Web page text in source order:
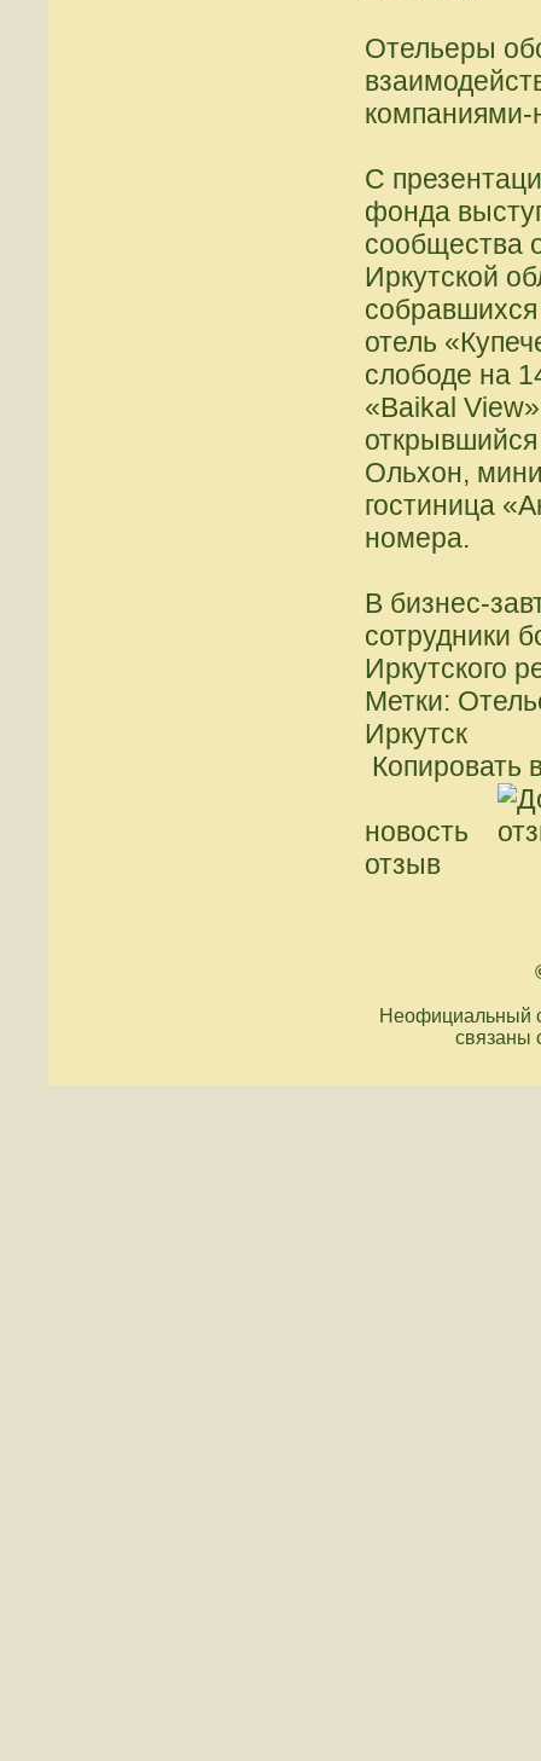
Отельеры
С
фонда
сообщества
Иркутской
отель
слободе на
«Baikal
Ольхон,
гостиница
номера.
В бизнес-
сотрудники
Иркутского
Метки:
Иркутск
Копировать
новость
отзыв
Неофициальный
связаны